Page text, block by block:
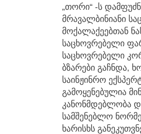
„თორი“ -ს
მრავალბინიანი
მოქალაქეებთან
საცხოვრებელი
საცხოვრებელი
ბზარები გაჩნდა,
საინჟინრო
გამოყენებულია
კანონმდებლობა
სამშენებლო
ხარისხს